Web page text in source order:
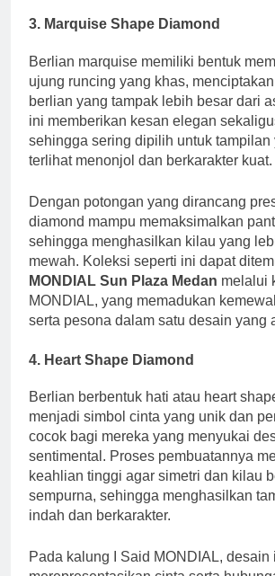
3. Marquise Shape Diamond
Berlian marquise memiliki bentuk
ujung runcing yang khas,
berlian yang tampak lebih besar dari
ini memberikan kesan elegan
sehingga sering dipilih untuk tampilan
terlihat menonjol dan berkarakter kuat.
Dengan potongan yang dirancang
diamond mampu memaksimalkan
sehingga menghasilkan kilau yang
mewah. Koleksi seperti ini dapat
MONDIAL Sun Plaza Medan melalui
MONDIAL, yang memadukan
serta pesona dalam satu desain yang
4. Heart Shape Diamond
Berlian berbentuk hati atau heart
menjadi simbol cinta yang unik dan
cocok bagi mereka yang menyukai
sentimental. Proses pembuatannya
keahlian tinggi agar simetri dan kilau
sempurna, sehingga menghasilkan
indah dan berkarakter.
Pada kalung I Said MONDIAL, desain